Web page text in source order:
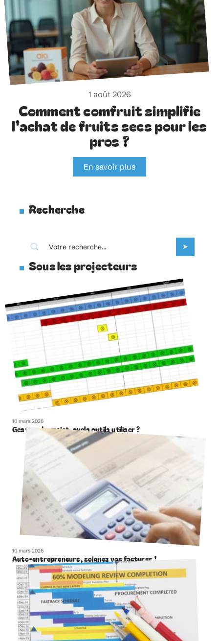
1 août 2026
Comment comfruit simplifie
l’achat de fruits secs pour les
pros ?
En savoir plus
Recherche
Sous les projecteurs
10 mars 2026
Gestion de projet, quels outils utiliser ?
10 mars 2026
Auto-entrepreneurs, soignez vos factures !